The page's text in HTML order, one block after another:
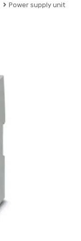
Power supply unit